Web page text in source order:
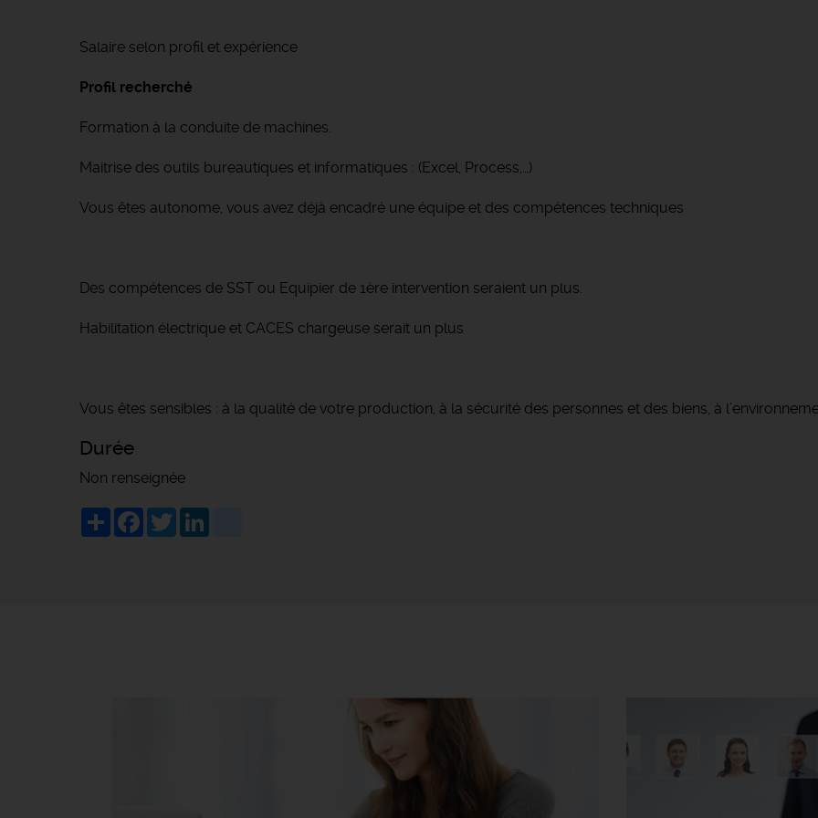
Salaire selon profil et expérience
Profil recherché
Formation à la conduite de machines.
Maitrise des outils bureautiques et informatiques : (Excel, Process,…)
Vous êtes autonome, vous avez déjà encadré une équipe et des compétences techniques
Des compétences de SST ou Equipier de 1ère intervention seraient un plus.
Habilitation électrique et CACES chargeuse serait un plus
Vous êtes sensibles : à la qualité de votre production, à la sécurité des personnes et des biens, à
Durée
Non renseignée
ShareFacebook
Twitter